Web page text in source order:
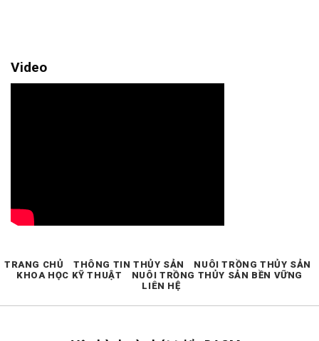
Video
TRANG CHỦ THÔNG TIN THỦY SẢN
NUÔI TRỒNG THỦY SẢN
KHOA HỌC KỸ THUẬT
NUÔI TRỒNG THỦY SẢN BỀN VỮNG
LIÊN HỆ